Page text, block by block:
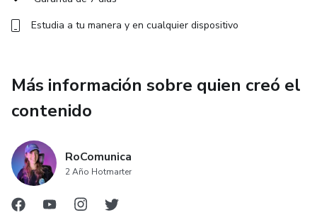
dudas.
Estudia a tu manera y en cualquier dispositivo
Más información sobre quien creó el
contenido
RoComunica
2 Año Hotmarter